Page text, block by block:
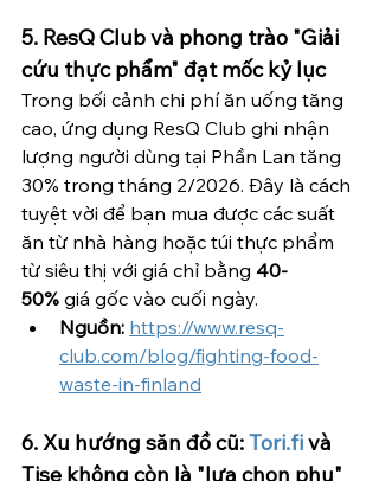
5. ResQ Club và phong trào "Giải
cứu thực phẩm" đạt mốc kỷ lục
Trong bối cảnh chi phí ăn uống tăng
cao, ứng dụng ResQ Club ghi nhận
lượng người dùng tại Phần Lan tăng
30% trong tháng 2/2026. Đây là cách
tuyệt vời để bạn mua được các suất
ăn từ nhà hàng hoặc túi thực phẩm
từ siêu thị với giá chỉ bằng 40-
50% giá gốc vào cuối ngày.
Nguồn: https://www.resq-
club.com/blog/fighting-food-
waste-in-finland
6. Xu hướng săn đồ cũ: Tori.fi và
Tise không còn là "lựa chọn phụ"